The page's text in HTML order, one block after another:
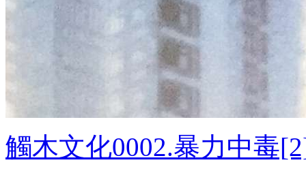
觸木文化0002.暴力中毒